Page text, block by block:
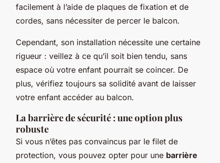
facilement à l’aide de plaques de fixation et de
cordes, sans nécessiter de percer le balcon.
Cependant, son installation nécessite une certaine
rigueur : veillez à ce qu’il soit bien tendu, sans
espace où votre enfant pourrait se coincer. De
plus, vérifiez toujours sa solidité avant de laisser
votre enfant accéder au balcon.
La barrière de sécurité : une option plus
robuste
Si vous n’êtes pas convaincus par le filet de
protection, vous pouvez opter pour une barrière